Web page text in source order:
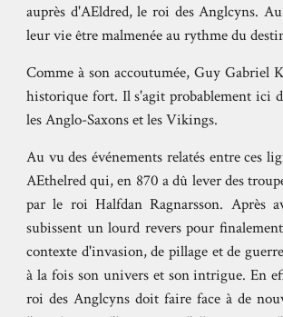
auprès d'AEldred, le roi des Anglcyns.
leur vie être malmenée au rythme du
Comme à son accoutumée, Guy Gabriel
historique fort. Il s'agit probablement ici
les Anglo-Saxons et les Vikings.
Au vu des événements relatés entre ces
AEthelred qui, en 870 a dû lever des
par le roi Halfdan Ragnarsson. Après
subissent un lourd revers pour
contexte d'invasion, de pillage et de
à la fois son univers et son intrigue. En
roi des Anglcyns doit faire face à de